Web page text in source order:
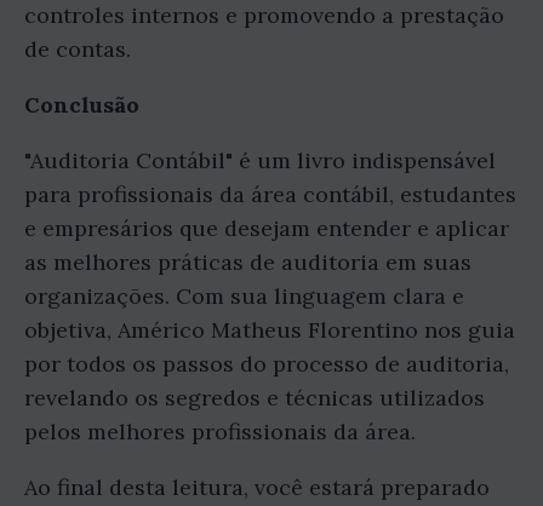
controles internos e promovendo a prestação
de contas.
Conclusão
"Auditoria Contábil" é um livro indispensável
para profissionais da área contábil, estudantes
e empresários que desejam entender e aplicar
as melhores práticas de auditoria em suas
organizações. Com sua linguagem clara e
objetiva, Américo Matheus Florentino nos guia
por todos os passos do processo de auditoria,
revelando os segredos e técnicas utilizados
pelos melhores profissionais da área.
Ao final desta leitura, você estará preparado